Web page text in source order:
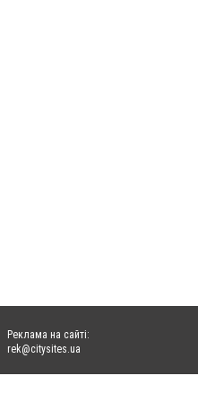
Реклама на сайті:
rek@citysites.ua